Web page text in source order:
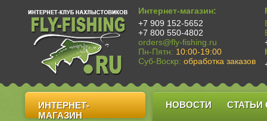
Интернет-магазин:
+7 909 152-5652
+7 800 550-4802
orders@fly-fishing.ru
Пн-Пятн: 10:00-19:00
Суб-Воскр: обработка заказов
ИНТЕРНЕТ-
МАГАЗИН
НОВОСТИ СТАТЬИ